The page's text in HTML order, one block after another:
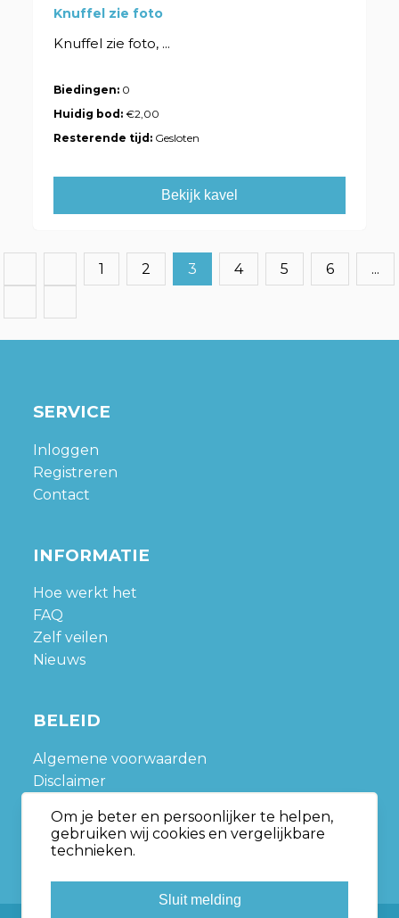
Om je beter en persoonlijker te helpen,
gebruiken wij cookies en vergelijkbare
technieken.
Sluit melding
Knuffel zie foto
Knuffel zie foto, ...
Biedingen: 0
Huidig bod:€2,00
Resterende tijd: Gesloten
Bekijk kavel
1 2 3 4 5 6 ...
SERVICE
Inloggen
Registreren
Contact
INFORMATIE
Hoe werkt het
FAQ
Zelf veilen
Nieuws
BELEID
Algemene voorwaarden
Disclaimer
Sitemap